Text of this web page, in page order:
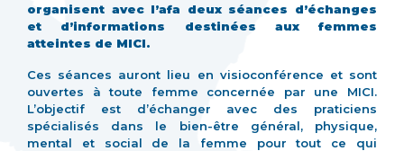
organisent avec l’afa deux séances d’échanges
et d’informations destinées aux femmes
atteintes de MICI.
Ces séances auront lieu en visioconférence et sont
ouvertes à toute femme concernée par une MICI.
L’objectif est d’échanger avec des praticiens
spécialisés dans le bien-être général, physique,
mental et social de la femme pour tout ce qui